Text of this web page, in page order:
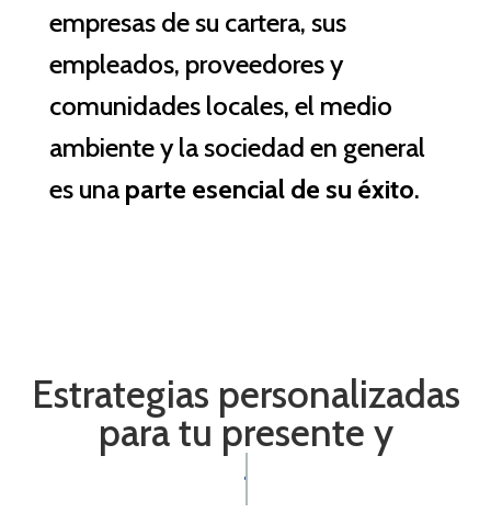
empresas de su cartera, sus
empleados, proveedores y
comunidades locales, el medio
ambiente y la sociedad en general
es una parte esencial de su éxito.
Estrategias personalizadas
para tu presente y
tu futuro.